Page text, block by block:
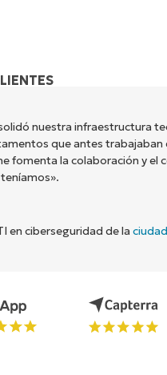
nuestra infraestructura
que antes trabajaban
fomenta la colaboración y el
en ciberseguridad de laciudad